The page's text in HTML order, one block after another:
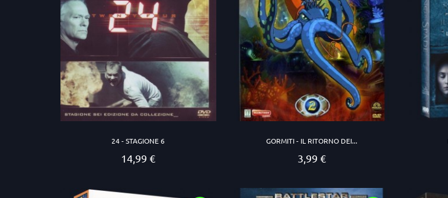
24 - STAGIONE 6
Prezzo
14,99 €
GORMITI - IL RITORNO DEI...
Prezzo
3,99 €